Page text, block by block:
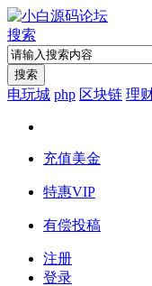
搜索
搜索
电玩城 php 区块链 理
充值美金
特惠VIP
有偿投稿
注册
登录